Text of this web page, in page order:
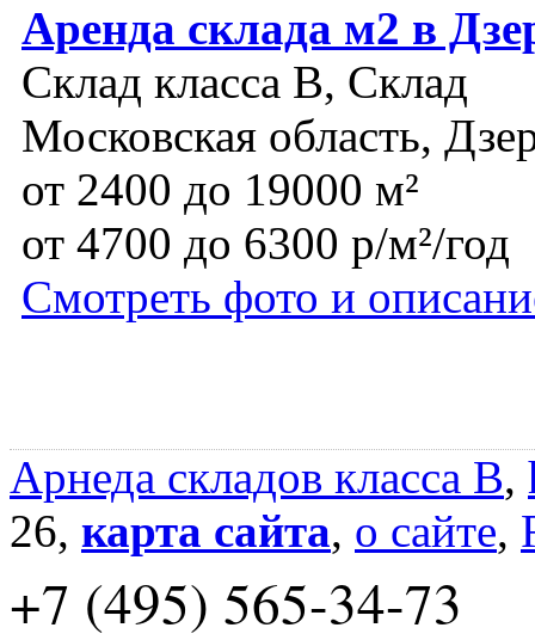
Аренда склада м2 в
Склад класса B, Склад
Московская область,
от 2400 до 19000 м²
от 4700 до 6300 р/м²/год
Смотреть фото и
Арнеда складов класса B,
26, карта сайта, о сайте,
+7 (495) 565-34-73